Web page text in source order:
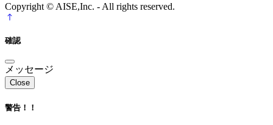
Copyright © AISE,Inc. - All rights reserved.
確認
メッセージ
Close
警告！！